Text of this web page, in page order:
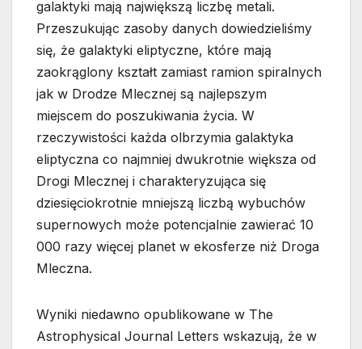
galaktyki mają największą liczbę metali.
Przeszukując zasoby danych dowiedzieliśmy
się, że galaktyki eliptyczne, które mają
zaokrąglony kształt zamiast ramion spiralnych
jak w Drodze Mlecznej są najlepszym
miejscem do poszukiwania życia. W
rzeczywistości każda olbrzymia galaktyka
eliptyczna co najmniej dwukrotnie większa od
Drogi Mlecznej i charakteryzująca się
dziesięciokrotnie mniejszą liczbą wybuchów
supernowych może potencjalnie zawierać 10
000 razy więcej planet w ekosferze niż Droga
Mleczna.
Wyniki niedawno opublikowane w The
Astrophysical Journal Letters wskazują, że w